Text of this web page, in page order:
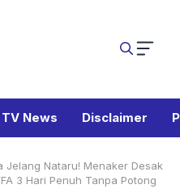
News Disclaimer
Jelang Nataru! Menaker Desak
3 Hari Penuh Tanpa Potong